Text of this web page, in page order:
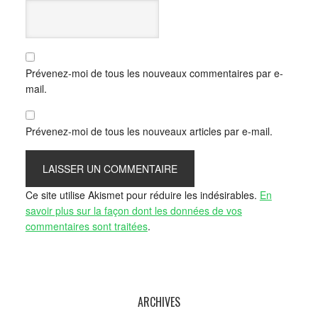
Prévenez-moi de tous les nouveaux commentaires par e-
mail.
Prévenez-moi de tous les nouveaux articles par e-mail.
Ce site utilise Akismet pour réduire les indésirables. En
savoir plus sur la façon dont les données de vos
commentaires sont traitées.
ARCHIVES